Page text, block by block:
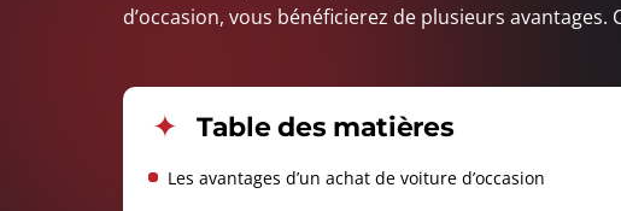
d’occasion, vous bénéficierez de plusieurs
Table des matières
Les avantages d’un achat de voiture d’occasion